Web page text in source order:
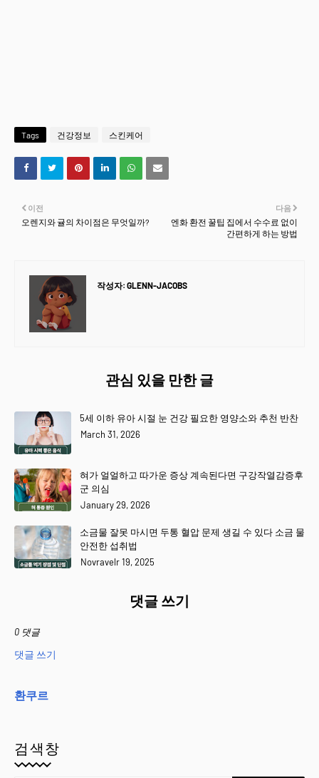
Tags 건강정보 스킨케어
다음
엔화 환전 꿀팁 집에서 수수료 없이
간편하게 하는 방법
이전
오렌지와 귤의 차이점은 무엇일까?
작성자: GLENN-JACOBS
관심 있을 만한 글
5세 이하 유아 시절 눈 건강 필요한 영양소와 추천 반찬
March 31, 2026
혀가 얼얼하고 따가운 증상 계속된다면 구강작열감증후
군 의심
January 29, 2026
소금물 잘못 마시면 두통 혈압 문제 생길 수 있다 소금 물
안전한 섭취법
Novravelr 19, 2025
댓글 쓰기
0 댓글
댓글 쓰기
환쿠르
검색창